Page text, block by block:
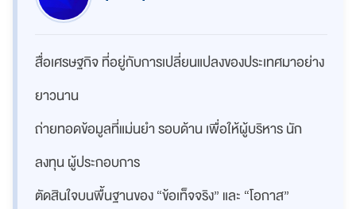
สื่อเศรษฐกิจ ที่อยู่กับการเปลี่ยนแปลงของประเทศมาอย่าง
ยาวนาน
ถ่ายทอดข้อมูลที่แม่นยำ รอบด้าน เพื่อให้ผู้บริหาร นัก
ลงทุน ผู้ประกอบการ
ตัดสินใจบนพื้นฐานของ “ข้อเท็จจริง” และ “โอกาส”